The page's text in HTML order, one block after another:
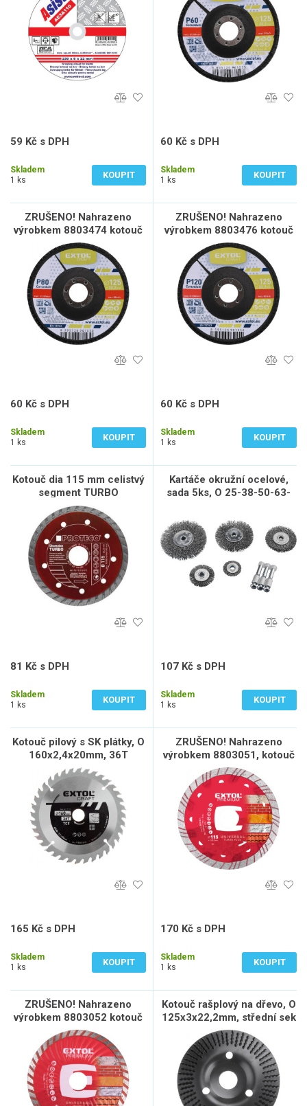
59 Kč s DPH
Skladem
1 ks
KOUPIT
60 Kč s DPH
Skladem
1 ks
KOUPIT
ZRUŠENO! Nahrazeno
výrobkem 8803474 kotouč
lamelový šikmý korundový,
P80, O 125mm
60 Kč s DPH
Skladem
1 ks
KOUPIT
ZRUŠENO! Nahrazeno
výrobkem 8803476 kotouč
lamelový šikmý korundový,
P120, O 125mm
60 Kč s DPH
Skladem
1 ks
KOUPIT
Kotouč dia 115 mm celistvý
segment TURBO
CHAMPION kámen,bet.,ker.
81 Kč s DPH
Skladem
1 ks
KOUPIT
Kartáče okružní ocelové,
sada 5ks, O 25-38-50-63-
107 Kč s DPH
Skladem
1 ks
KOUPIT
Kotouč pilový s SK plátky, O
160x2,4x20mm, 36T
165 Kč s DPH
Skladem
1 ks
KOUPIT
ZRUŠENO! Nahrazeno
výrobkem 8803051, kotouč
diamantový řezný TURBO
PLUS - suché i mokré
řezání, O 115x22,2x2mm
170 Kč s DPH
Skladem
1 ks
KOUPIT
ZRUŠENO! Nahrazeno
výrobkem 8803052 kotouč
diamantový řezný, turbo -
suché i mokré řezání, O
125x22,2x2mm
Kotouč rašplový na dřevo, O
125x3x22,2mm, střední sek